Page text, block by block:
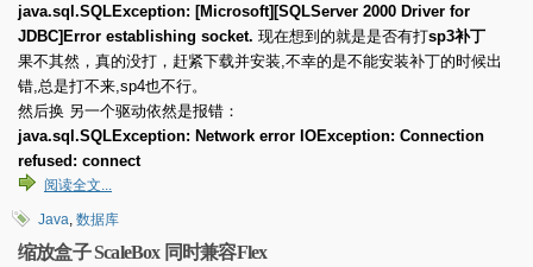
java.sql.SQLException: [Microsoft][SQLServer 2000 Driver for
JDBC]Error establishing socket. 现在想到的就是是否有打sp3补丁
果不其然，真的没打，赶紧下载并安装,不幸的是不能安装补丁的时候出
错,总是打不来,sp4也不行。
然后换 另一个驱动依然是报错：
java.sql.SQLException: Network error IOException: Connection
refused: connect
阅读全文...
Java, 数据库
缩放盒子 ScaleBox 同时兼容Flex